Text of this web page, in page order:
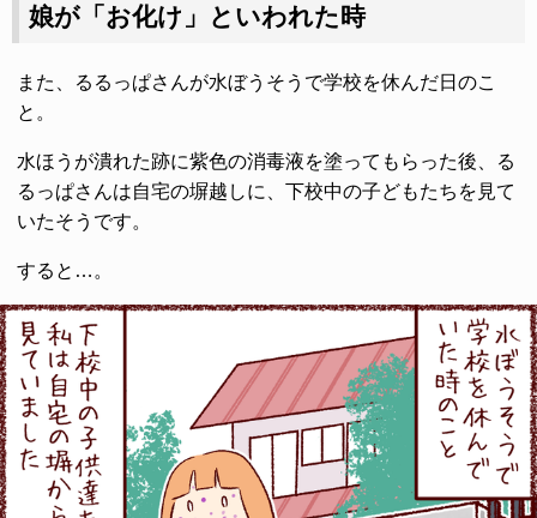
娘が「お化け」といわれた時
また、るるっぱさんが水ぼうそうで学校を休んだ日のこ
と。
水ほうが潰れた跡に紫色の消毒液を塗ってもらった後、る
るっぱさんは自宅の塀越しに、下校中の子どもたちを見て
いたそうです。
すると…。